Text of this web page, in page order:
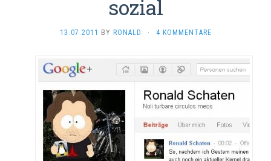
sozial
13.07.2011 BY RONALD · 4 KOMMENTARE